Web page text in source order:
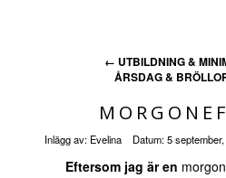
← UTBILDNING &
ÅRSDAG &
Inlägg av: Evelina Datum:5
Eftersom jag är en